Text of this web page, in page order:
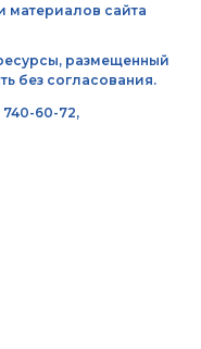
материалов сайта
размещенный
без согласования.
740-60-72,